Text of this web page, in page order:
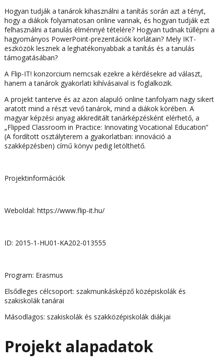
Hogyan tudják a tanárok kihasználni a tanítás során azt a tényt,
hogy a diákok folyamatosan online vannak, és hogyan tudják ezt
felhasználni a tanulás élménnyé tételére? Hogyan tudnak túllépni a
hagyományos PowerPoint-prezentációk korlátain? Mely IKT-
eszközök lesznek a leghatékonyabbak a tanítás és a tanulás
támogatásában?
A Flip-IT! konzorcium nemcsak ezekre a kérdésekre ad választ,
hanem a tanárok gyakorlati kihívásaival is foglalkozik.
A projekt tanterve és az azon alapuló online tanfolyam nagy sikert
aratott mind a részt vevő tanárok, mind a diákok körében. A
magyar képzési anyag akkreditált tanárképzésként elérhető, a
„Flipped Classroom in Practice: Innovating Vocational Education”
(A fordított osztályterem a gyakorlatban: innováció a
szakképzésben) című könyv pedig letölthető.
Projektinformációk
Weboldal: https://www.flip-it.hu/
ID: 2015-1-HU01-KA202-013555
Program: Erasmus
Elsődleges célcsoport: szakmunkásképző középiskolák és
szakiskolák tanárai
Másodlagos: szakiskolák és szakközépiskolák diákjai
Projekt alapadatok